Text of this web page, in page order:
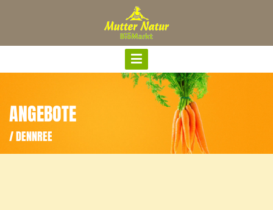
ANGEBOTE
/ DENNREE